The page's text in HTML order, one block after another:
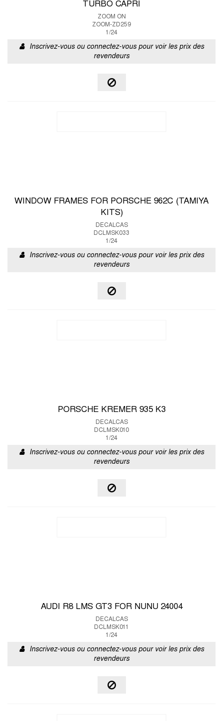
TURBO CAPRI
ZOOM ON
ZOOM-ZD259
1/24
Inscrivez-vous ou connectez-vous pour voir les prix des
revendeurs
WINDOW FRAMES FOR PORSCHE 962C (TAMIYA
KITS)
DECALCAS
DCLMSK033
1/24
Inscrivez-vous ou connectez-vous pour voir les prix des
revendeurs
PORSCHE KREMER 935 K3
DECALCAS
DCLMSK010
1/24
Inscrivez-vous ou connectez-vous pour voir les prix des
revendeurs
AUDI R8 LMS GT3 FOR NUNU 24004
DECALCAS
DCLMSK011
1/24
Inscrivez-vous ou connectez-vous pour voir les prix des
revendeurs